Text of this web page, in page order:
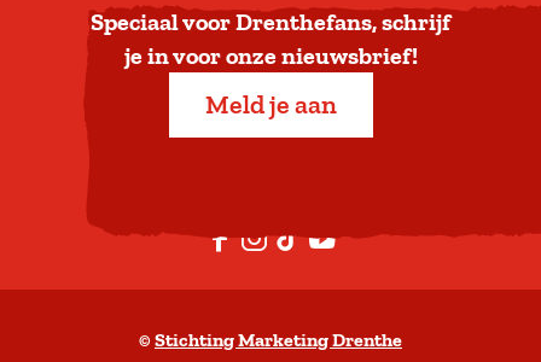
a
a
b
n
Speciaal voor Drenthefans, schrijf
je in voor onze nieuwsbrief!
Meld je aan
F
a
e
I
n
t
T
i
T
Y
o
t
© Stichting Marketing Drenthe